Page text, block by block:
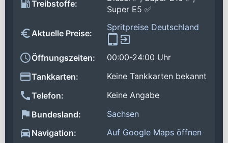
Treibstoffe:
Super E5 ✅
Aktuelle Preise:
Spritpreise Deutschland
Öffnungszeiten:
00:00-24:00 Uhr
Tankkarten:
Keine Tankkarten bekannt
Telefon:
Keine Angabe
Bundesland:
Sachsen
Navigation:
Auf Google Maps öffnen